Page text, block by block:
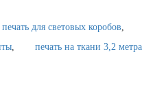
для световых коробов
печать на ткани 3,2 метра